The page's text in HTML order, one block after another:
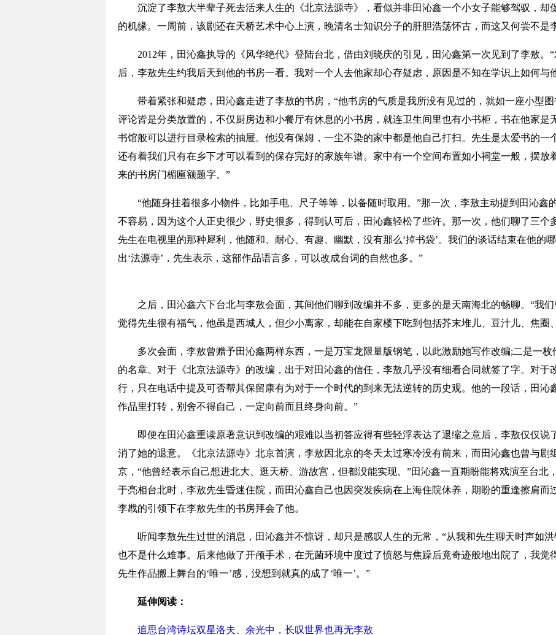
沉淀了李敖大半辈子死去活来人生的《北京法源寺》，看似并非田沁鑫一个小女子能够驾驭，却
的机缘。一周前，该剧还在天桥艺术中心上演，晚清名士知识分子的肝胆浩荡怀古，而这又何尝不是
2012年，田沁鑫执导的《风华绝代》登陆台北，借由刘晓庆的引见，田沁鑫第一次见到了李敖。“
后，李敖先生约我后天到他的书房一看。我对一个人去他家却心存疑虑，原因是不知在学识上如何与
带着紧张和疑虑，田沁鑫走进了李敖的书房，“他书房的气质是我所没有见过的，就如一座小型图
评论皆是分类放置的，不仅厨房边和小餐厅有休息的小书房，就连卫生间里也有小书柜，书在他家是
书馆般可以进行目录检索的抽屉。他没有保姆，一尘不染的家中都是他自己打扫。先生是太爱书的一
还有着我们只有在乡下才可以看到的保存完好的家族年谱。家中有一个空间布置如小祠堂一般，摆放
来的书房门楣匾额题字。”
“他随身挂着很多小物件，比如手电、尺子等等，以备随时取用。”那一次，李敖主动提到田沁鑫
不容易，因为这个人正史很少，野史很多，得到认可后，田沁鑫轻松了些许。那一次，他们聊了三个
先生在电视里的那种犀利，他随和、耐心、有趣、幽默，没有那么‘掉书袋’。我们的谈话结束在他的
出‘法源寺’，先生表示，这部作品语言多，可以改成台词的自然也多。”
之后，田沁鑫六下台北与李敖会面，其间他们聊到改编并不多，更多的是天南海北的畅聊。“我们
觉得先生很有福气，他虽是西城人，但少小离家，却能在自家楼下吃到包括芥末堆儿、豆汁儿、焦圈
多次会面，李敖曾赠予田沁鑫两样东西，一是万宝龙限量版钢笔，以此激励她写作改编;二是一枚
的名章。对于《北京法源寺》的改编，出于对田沁鑫的信任，李敖几乎没有细看合同就签了字。对于
行，只在电话中提及可否帮其保留康有为对于一个时代的到来无法逆转的历史观。他的一段话，田沁
作品里打转，别舍不得自己，一定向前而且终身向前。”
即便在田沁鑫重读原著意识到改编的艰难以当初答应得有些轻浮表达了退缩之意后，李敖仅仅说
消了她的退意。《北京法源寺》北京首演，李敖因北京的冬天太过寒冷没有前来，而田沁鑫也曾与剧
京，“他曾经表示自己想进北大、逛天桥、游故宫，但都没能实现。”田沁鑫一直期盼能将戏演至台北
于亮相台北时，李敖先生昏迷住院，而田沁鑫自己也因突发疾病在上海住院休养，期盼的重逢擦肩而
李戡的引领下在李敖先生的书房拜会了他。
听闻李敖先生过世的消息，田沁鑫并不惊讶，却只是感叹人生的无常，“从我和先生聊天时声如洪
也不是什么难事。后来他做了开颅手术，在无菌环境中度过了愤怒与焦躁后竟奇迹般地出院了，我觉
先生作品搬上舞台的‘唯一’感，没想到就真的成了‘唯一’。”
延伸阅读：
追思台湾诗坛双星洛夫、余光中，长叹世界也再无李敖